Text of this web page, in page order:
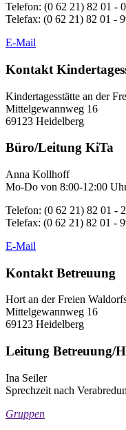
Telefon: (0 62 21) 82 01 - 0
Telefax: (0 62 21) 82 01 -
E-Mail
Kontakt
Kindertagesstätte an der
Mittelgewannweg 16
69123 Heidelberg
Büro/Leitung KiTa
Anna Kollhoff
Mo-Do von 8:00-12:00
Telefon: (0 62 21) 82 01 -
Telefax: (0 62 21) 82 01 -
E-Mail
Kontakt Betreuung
Hort an der Freien
Mittelgewannweg 16
69123 Heidelberg
Leitung Betreuung/
Ina Seiler
Sprechzeit nach
Gruppen